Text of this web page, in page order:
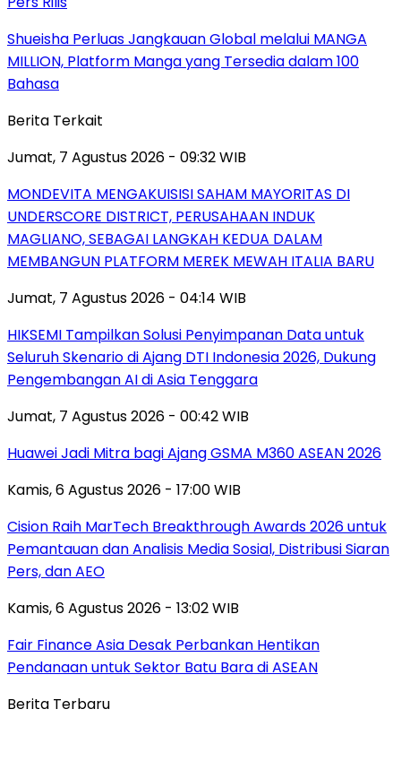
Shueisha Perluas Jangkauan Global melalui MANGA
MILLION, Platform Manga yang Tersedia dalam 100
Bahasa
Berita Terkait
Jumat, 7 Agustus 2026 - 09:32 WIB
MONDEVITA MENGAKUISISI SAHAM MAYORITAS DI
UNDERSCORE DISTRICT, PERUSAHAAN INDUK
MAGLIANO, SEBAGAI LANGKAH KEDUA DALAM
MEMBANGUN PLATFORM MEREK MEWAH ITALIA BARU
Jumat, 7 Agustus 2026 - 04:14 WIB
HIKSEMI Tampilkan Solusi Penyimpanan Data untuk
Seluruh Skenario di Ajang DTI Indonesia 2026, Dukung
Pengembangan AI di Asia Tenggara
Jumat, 7 Agustus 2026 - 00:42 WIB
Huawei Jadi Mitra bagi Ajang GSMA M360 ASEAN 2026
Kamis, 6 Agustus 2026 - 17:00 WIB
Cision Raih MarTech Breakthrough Awards 2026 untuk
Pemantauan dan Analisis Media Sosial, Distribusi Siaran
Pers, dan AEO
Kamis, 6 Agustus 2026 - 13:02 WIB
Fair Finance Asia Desak Perbankan Hentikan
Pendanaan untuk Sektor Batu Bara di ASEAN
Berita Terbaru